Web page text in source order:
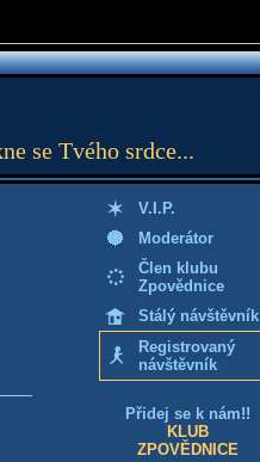
se Tvého srdce...
V.I.P.
Moderátor
Člen klubu
Zpovědnice
Stálý návštěvník
Registrovaný
návštěvník
Přidej se k nám!!
KLUB
ZPOVĚDNICE